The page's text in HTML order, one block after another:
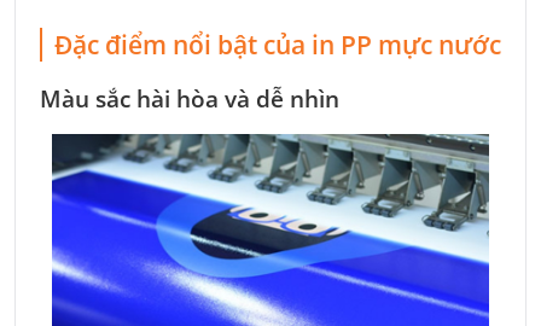
Đặc điểm nổi bật của in PP mực nước
Màu sắc hài hòa và dễ nhìn